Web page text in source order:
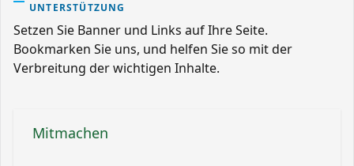
UNTERSTÜTZUNG
Setzen Sie Banner und Links auf Ihre Seite.
Bookmarken Sie uns, und helfen Sie so mit der
Verbreitung der wichtigen Inhalte.
Mitmachen